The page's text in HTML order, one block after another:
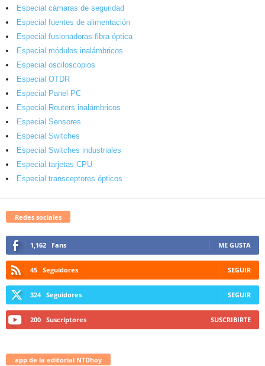
Especial cámaras de seguridad
Especial fuentes de alimentación
Especial fusionadoras fibra óptica
Especial módulos inalámbricos
Especial osciloscopios
Especial OTDR
Especial Panel PC
Especial Routers inalámbricos
Especial Sensores
Especial Switches
Especial Switches industriales
Especial tarjetas CPU
Especial transceptores ópticos
Redes sociales
1,162 Fans ME GUSTA
45 Seguidores SEGUIR
324 Seguidores SEGUIR
200 Suscriptores SUSCRIBIRTE
app de la editorial NTDhoy